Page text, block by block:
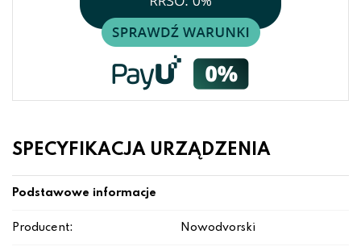
SPECYFIKACJA URZĄDZENIA
Podstawowe informacje
Producent: Nowodvorski